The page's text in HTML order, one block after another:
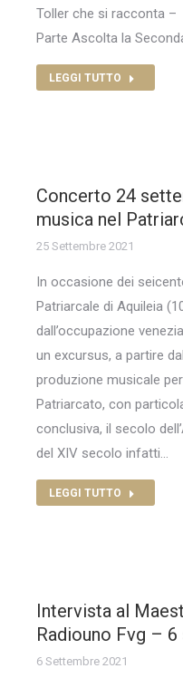
Toller che si racconta
Parte Ascolta la
LEGGI TUTTO
Concerto 24
musica nel
25 Settembre 2021
In occasione dei
Patriarcale di Aquileia
dall’occupazione
un excursus, a partire
produzione musicale
Patriarcato, con
conclusiva, il secolo
del XIV secolo infatti…
LEGGI TUTTO
Intervista al
Radiouno Fvg –
6 Settembre 2021